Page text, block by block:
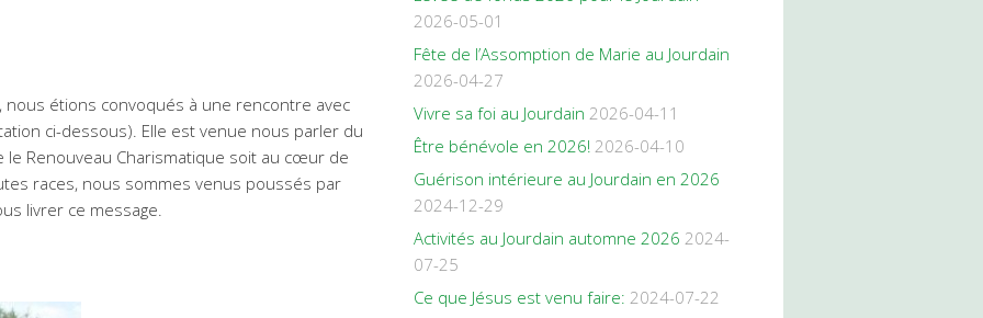
étions convoqués à une rencontre avec
ci-dessous). Elle est venue nous parler du
le Renouveau Charismatique soit au cœur de
races, nous sommes venus poussés par
livrer ce message.
2026-05-01
Fête de l’Assomption de Marie au Jourdain
2026-04-27
Vivre sa foi au Jourdain 2026-04-11
Être bénévole en 2026! 2026-04-10
Guérison intérieure au Jourdain en 2026
2024-12-29
Activités au Jourdain automne 2026 2024-
07-25
Ce que Jésus est venu faire: 2024-07-22